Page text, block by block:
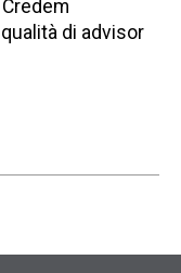
di advisor